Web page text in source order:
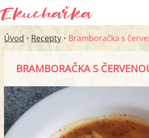
Úvod • Recepty • Bramboračka s
BRAMBORAČKA S